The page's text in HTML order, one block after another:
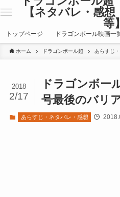
【ネタバレ・感
等】
トップページ ドラゴンボール映画一
ホーム ドラゴンボール超 あらすじ
ドラゴンボー
号最後のバリ
2018
2/17
あらすじ・ネタバレ・感想